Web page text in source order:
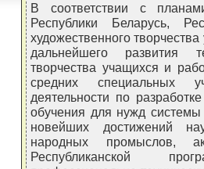
В соответствии с
Республики Беларусь,
художественного
дальнейшего развития
творчества учащихся и
средних специальных
деятельности по
обучения для нужд
новейших достижений
народных промыслов,
Республиканской